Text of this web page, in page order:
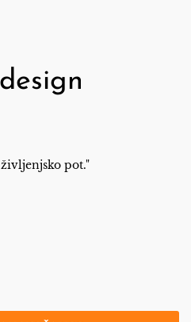
pot."